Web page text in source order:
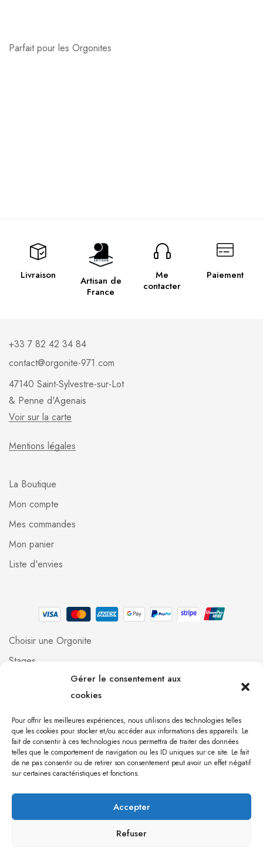
Gérer le consentement aux
cookies
Pour offrir les meilleures expériences, nous utilisons des technologies telles
que les cookies pour stocker et/ou accéder aux informations des appareils. Le
fait de consentir à ces technologies nous permettra de traiter des données
telles que le comportement de navigation ou les ID uniques sur ce site. Le fait
de ne pas consentir ou de retirer son consentement peut avoir un effet négatif
sur certaines caractéristiques et fonctions.
Accepter
Refuser
Parfait pour les Orgonites
Livraison
Artisan de
France
Me
contacter
Paiement
+33 7 82 42 34 84
contact@orgonite-971.com
47140 Saint-Sylvestre-sur-Lot
& Penne d'Agenais
Voir sur la carte
Mentions légales
La Boutique
Mon compte
Mes commandes
Mon panier
Liste d'envies
Choisir une Orgonite
Stages
Foire aux questions
Qui suis-je ?
Contact
[mailpoet_form id="1"]
Orgonite 971 © 2023 Création du site parBabel